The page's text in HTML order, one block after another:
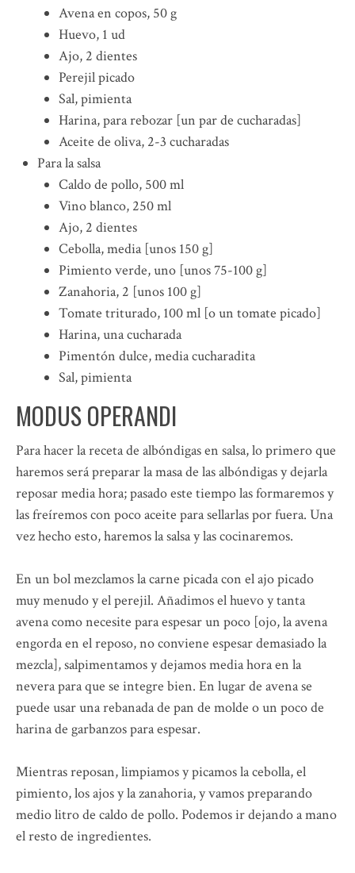
Avena en copos, 50 g
Huevo, 1 ud
Ajo, 2 dientes
Perejil picado
Sal, pimienta
Harina, para rebozar [un par de cucharadas]
Aceite de oliva, 2-3 cucharadas
Para la salsa
Caldo de pollo, 500 ml
Vino blanco, 250 ml
Ajo, 2 dientes
Cebolla, media [unos 150 g]
Pimiento verde, uno [unos 75-100 g]
Zanahoria, 2 [unos 100 g]
Tomate triturado, 100 ml [o un tomate picado]
Harina, una cucharada
Pimentón dulce, media cucharadita
Sal, pimienta
MODUS OPERANDI
Para hacer la receta de albóndigas en salsa, lo primero que
haremos será preparar la masa de las albóndigas y dejarla
reposar media hora; pasado este tiempo las formaremos y
las freíremos con poco aceite para sellarlas por fuera. Una
vez hecho esto, haremos la salsa y las cocinaremos.
En un bol mezclamos la carne picada con el ajo picado
muy menudo y el perejil. Añadimos el huevo y tanta
avena como necesite para espesar un poco [ojo, la avena
engorda en el reposo, no conviene espesar demasiado la
mezcla], salpimentamos y dejamos media hora en la
nevera para que se integre bien. En lugar de avena se
puede usar una rebanada de pan de molde o un poco de
harina de garbanzos para espesar.
Mientras reposan, limpiamos y picamos la cebolla, el
pimiento, los ajos y la zanahoria, y vamos preparando
medio litro de caldo de pollo. Podemos ir dejando a mano
el resto de ingredientes.